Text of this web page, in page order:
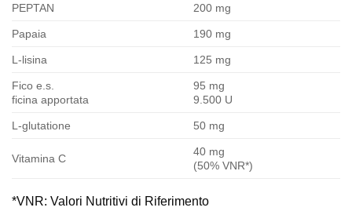
PEPTAN 200 mg
Papaia 190 mg
L-lisina 125 mg
Fico e.s.
ficina apportata
95 mg
9.500 U
L-glutatione 50 mg
Vitamina C
40 mg
(50% VNR*)
*VNR: Valori Nutritivi di Riferimento